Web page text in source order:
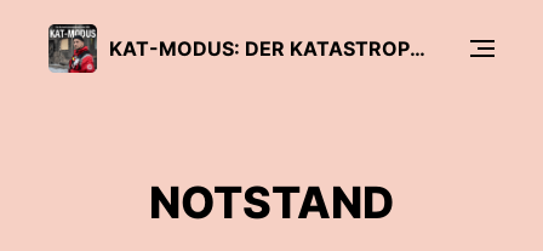
KAT-MODUS: DER KATASTROPHENPODCAST VOM DRK
NOTSTAND